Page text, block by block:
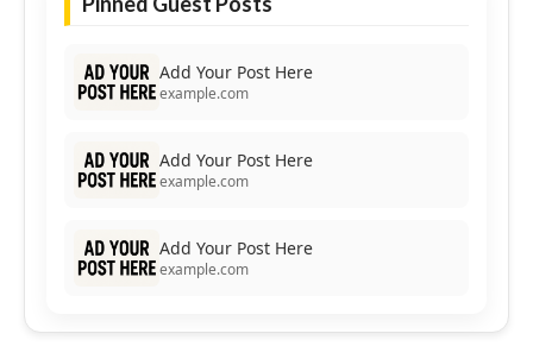
Add Your Post Here
example.com
Add Your Post Here
example.com
Add Your Post Here
example.com